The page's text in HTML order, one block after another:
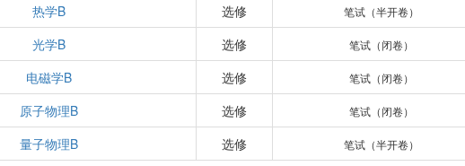
热学B 选修 笔试（半开卷）
光学B 选修 笔试（闭卷）
电磁学B 选修 笔试（闭卷）
原子物理B 选修 笔试（闭卷）
量子物理B 选修 笔试（半开卷）